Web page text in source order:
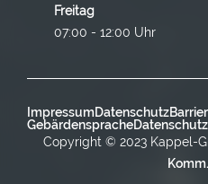
Freitag
07:00 -
ImpressumDatenschutz
Gebärdensprache
Copyright © 2023 Kappel-